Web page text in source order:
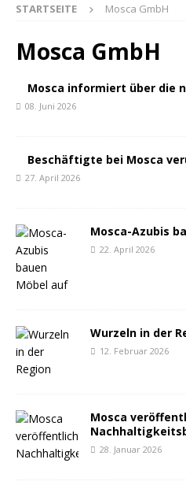
STARTSEITE Mosca GmbH
Mosca GmbH
Mosca informiert über die
08. Juni 2026
Beschäftigte bei Mosca
27. April 2026
Mosca-Azubis
22. April 2026
Wurzeln in der
12. Februar 2026
Mosca
28. Januar 2026